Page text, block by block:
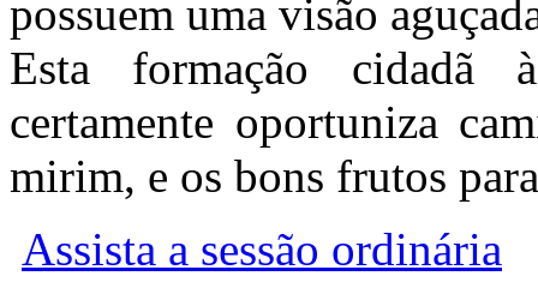
possuem uma visão
Esta formação cidadã
certamente oportuniza
mirim, e os bons frutos
Assista a sessão ordinária